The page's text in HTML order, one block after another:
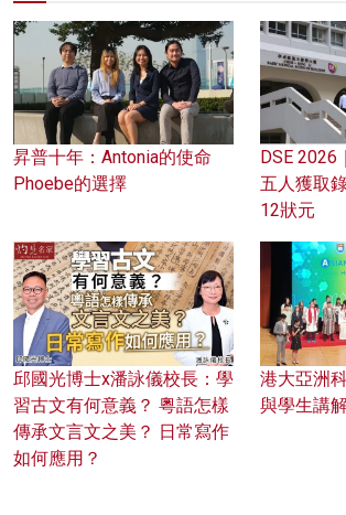
昇普十年：Antonia的使命
Phoebe的選擇
DSE 2026
五人獲取
12狀元
邱國光博士x潘詠儀校長：學
習古文有何意義？ 粵語怎樣
傳承文言文之美？ 日常寫作
如何應用？
港大亞洲
與學生講